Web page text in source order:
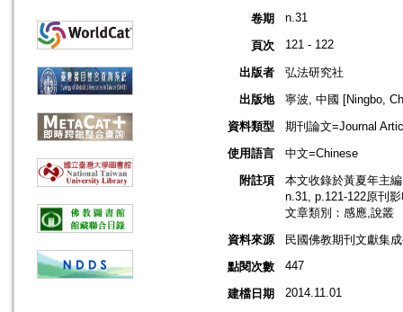
卷期
n.31
頁次 121 - 122
出版者
弘法研究社
出版地
寧波, 中國 [Ningbo,
資料類型
期刊論文=Journal
使用語言
中文=Chinese
附註項
本文收錄於黃夏年主
n.31, p.121-122原刊
文章類別：感應,說叢
資料來源
民國佛教期刊文獻集
點閱次數
447
建檔日期 2014.11.01